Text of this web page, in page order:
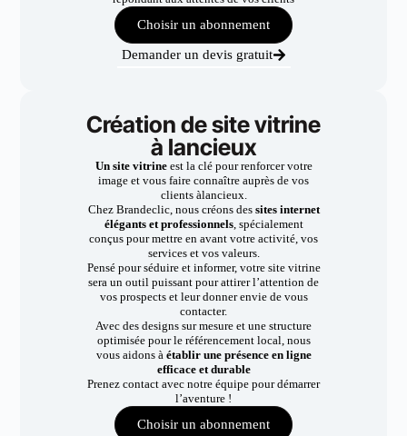
Choisir un abonnement
Demander un devis gratuit
Création de site vitrine
à lancieux
Un site vitrineest la clé pour renforcer votre
image et vous faire connaître auprès de vos
clients àlancieux.
Chez Brandeclic, nous créons dessites internet
élégants et professionnels, spécialement
conçus pour mettre en avant votre activité, vos
services et vos valeurs.
Pensé pour séduire et informer, votre site vitrine
sera un outil puissant pour attirer l’attention de
vos prospects et leur donner envie de vous
contacter.
Avec des designs sur mesure et une structure
optimisée pour le référencement local, nous
vous aidons à établir une présence en ligne
efficace et durable
Prenez contact avec notre équipe pour démarrer
l’aventure !
Choisir un abonnement